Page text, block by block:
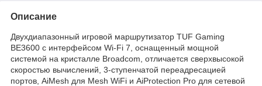
Описание
Двухдиапазонный игровой маршрутизатор TUF Gaming
BE3600 с интерфейсом Wi-Fi 7, оснащенный мощной
системой на кристалле Broadcom, отличается сверхвысокой
скоростью вычислений, 3-ступенчатой переадресацией
портов, AiMesh для Mesh WiFi и AiProtection Pro для сетевой